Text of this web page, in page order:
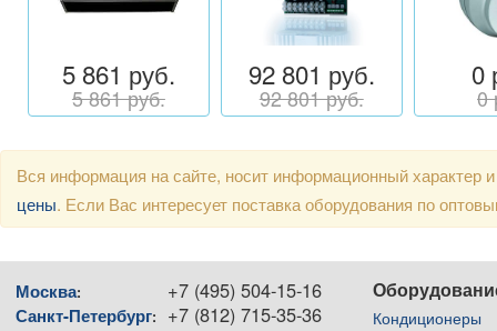
5 861 руб.
5 861 руб.
92 801 руб.
92 801 руб.
0
0
Вся информация на сайте, носит информационный
цены. Если Вас интересует поставка оборудования по
Москва: +7 (495) 504-15-16
Санкт-Петербург: +7 (812) 715-35-36
Кондиционеры